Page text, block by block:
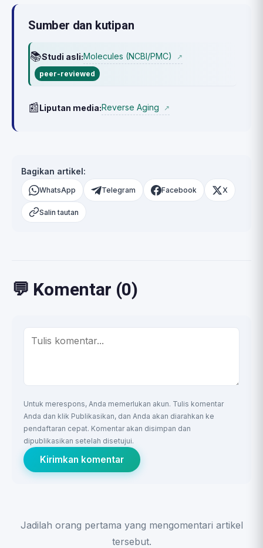
Sumber dan kutipan
📚Studi asli:Molecules (NCBI/PMC)
↗
peer-reviewed
📰Liputan media:Reverse Aging ↗
Bagikan artikel:
WhatsApp Telegram Facebook X
Salin tautan
💬 Komentar (0)
Untuk merespons, Anda memerlukan akun. Tulis komentar
Anda dan klik Publikasikan, dan Anda akan diarahkan ke
pendaftaran cepat. Komentar akan disimpan dan
dipublikasikan setelah disetujui.
Kirimkan komentar
Jadilah orang pertama yang mengomentari artikel
tersebut.